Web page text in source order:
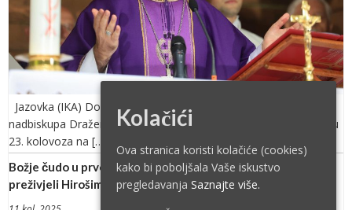
Jazovka (IKA) Donosimo u cijelosti homiliju zagrebačkog
nadbiskupa Dražena Kutleše na misi zadušnici, služenoj u subotu
23. kolovoza na […]
Božje čudo u prvom nuklearnom napadu – isusovci koji su
preživjeli Hirošimu
Kolačići
Ova stranica koristi kolačiće (cookies)
kako bi poboljšala Vaše iskustvo
pregledavanja Saznajte više.